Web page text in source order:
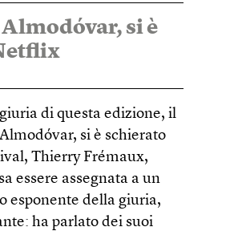
si è
di questa edizione, il
si è schierato
Thierry Frémaux,
essere assegnata a un
esponente della giuria,
ha parlato dei suoi